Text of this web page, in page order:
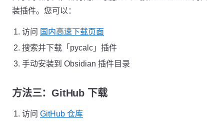
装插件。您可以：
访问 国内高速下载页面
搜索并下载「pycalc」插件
手动安装到 Obsidian 插件目录
方法三：GitHub 下载
访问 GitHub 仓库